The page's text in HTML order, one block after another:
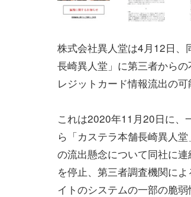
株式会社異人堂は4月12日、
長崎異人堂」に第三者から
レジットカード情報流出の可
これは2020年11月20日に、
ら「カステラ本舗長崎異人
の流出懸念について同社に
を停止、第三者調査機関に
イトのシステムの一部の脆